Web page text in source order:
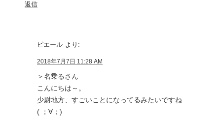
返信
ピエール より:
2018年7月7日 11:28 AM
＞名乗るさん
こんにちは～。
少尉地方、すごいことになってるみたいですね
( ；∀；)